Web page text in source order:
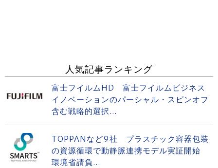
人気記事ランキング
富士フイルムHD 富士フイルムビジネス
イノベーションのパーシャル・スピンオフ
含む戦略的選択...
TOPPANなど9社 プラスチック容器包装
の資源循環で動静脈連携モデル実証開始
環境省請負...